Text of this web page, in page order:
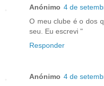
Anónimo 4 de
O meu clube é o dos
seu. Eu escrevi "
Responder
Anónimo 4 de